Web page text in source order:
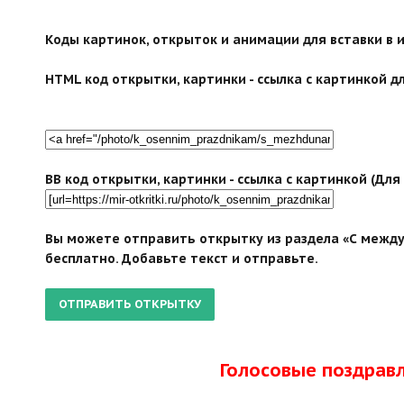
Коды картинок, открыток и анимации для вставки в
HTML код открытки, картинки - ссылка с картинкой
BB код открытки, картинки - ссылка с картинкой
Вы можете отправить открытку из раздела «С
бесплатно. Добавьте текст и отправьте.
Голосовые